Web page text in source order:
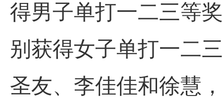
得男子单打一二三等
别获得女子单打一二
圣友、 李佳佳和徐慧